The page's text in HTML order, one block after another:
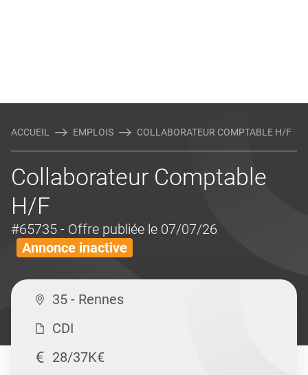
ACCUEIL EMPLOIS COLLABORATEUR COMPTABLE H/F
Collaborateur Comptable
H/F
#65735 - Offre publiée le 07/07/26
Annonce inactive
35 - Rennes
CDI
28/37K€